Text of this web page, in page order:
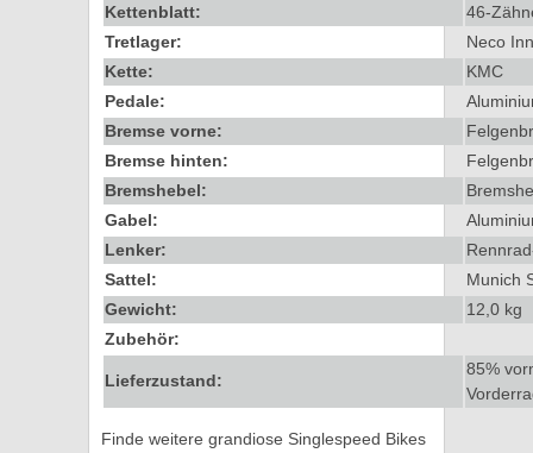
Kettenblatt:
46-
Tretlager:
Neco
Kette:
KMC
Pedale:
Bremse vorne:
Bremse hinten:
Bremshebel:
Gabel:
Lenker:
Sattel:
Munich
Gewicht:
12,0 kg
Zubehör:
Lieferzustand:
85%
Finde weitere grandiose Singlespeed Bikes